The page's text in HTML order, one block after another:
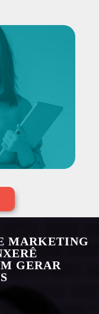
MARKETING
GERAR